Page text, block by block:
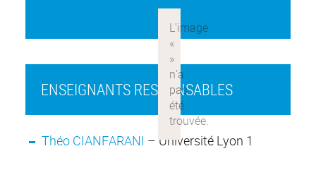
ENSEIGNANTS RESPONSABLES
Théo CIANFARANI – Université Lyon 1